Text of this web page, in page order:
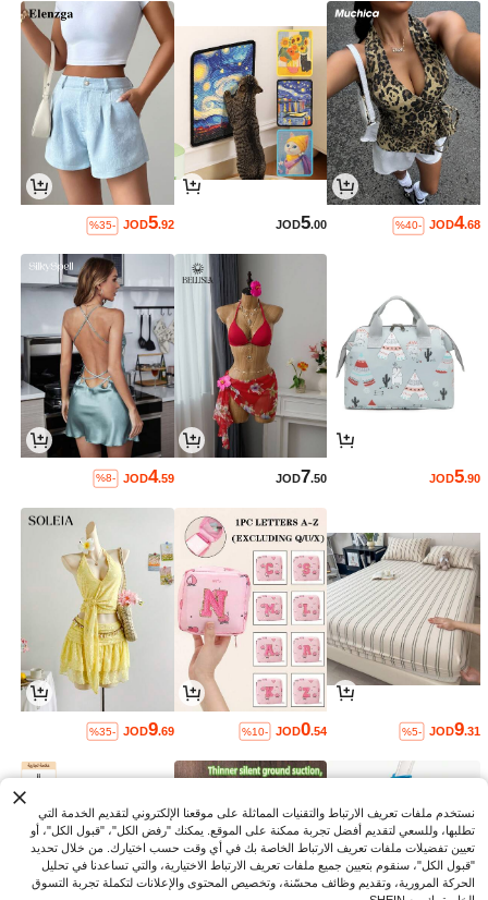
JOD4.68
%40-
JOD5.00
JOD5.92
%35-
JOD5.90
JOD7.50
JOD4.59
%8-
JOD9.31
%5-
JOD0.54
%10-
JOD9.69
%35-
نستخدم ملفات تعريف الارتباط والتقنيات المماثلة على موقعنا الإلكتروني لتقديم الخدمة التي
تطلبها، وللسعي لتقديم أفضل تجربة ممكنة على الموقع. يمكنك "رفض الكل"، "قبول الكل"، أو
تعيين تفضيلات ملفات تعريف الارتباط الخاصة بك في أي وقت حسب اختيارك. من خلال تحديد
"قبول الكل"، سنقوم بتعيين جميع ملفات تعريف الارتباط الاختيارية، والتي تساعدنا في تحليل
الحركة المرورية، وتقديم وظائف محسّنة، وتخصيص المحتوى والإعلانات لتكملة تجربة التسوق